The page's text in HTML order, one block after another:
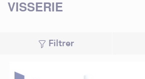
VISSERIE
Filtrer